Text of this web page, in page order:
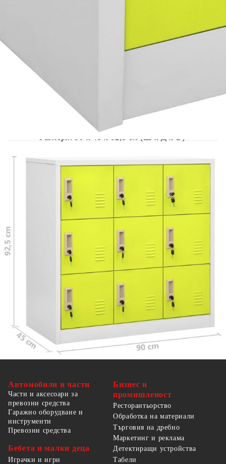
допълнение към всяка стая или офис
пространство. Този шкаф за съхранение е
издръжлив и лесен за почистване. Органайзерът
за съхранение има ключалки и достатъчно място
за съхранение за различни предмети като
обувки, чанти, книги, папки и др. Това шкафче
е подходящо за училища и офиси за съхранение
на различни неща.
Цвят: Светлосив и зелен
Материал: Стомана
Обща товароносимост: 90 кг
Необходим е монтаж
ВНИМАНИЕ
: За да се предотврати
преобръщане, този продукт трябва да се
използва с предоставената приставка за стена.
Автомобили и части
Части и аксесоари за
превозни средства
Гаражно оборудване и
инструменти
Превозни средства
Бебета и малки деца
Играчки и игри
Бизнес и
промишленост
Ресторантьорство
Обработка на материали
Търговия на дребно
Маркетинг и реклама
Детектиращи устройства
Табели